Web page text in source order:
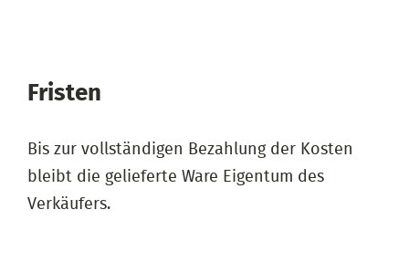
Fristen
Bis zur vollständigen Bezahlung der Kosten
bleibt die gelieferte Ware Eigentum des
Verkäufers.